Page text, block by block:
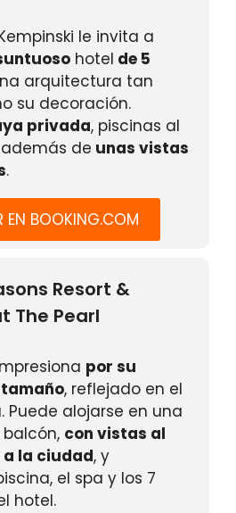
le invita a
hotel de 5
arquitectura tan
su decoración.
privada, piscinas al
de unas vistas
.
EN BOOKING.COM
Resort &
The Pearl
por su
, reflejado en el
Puede alojarse en una
con vistas al
a la ciudad, y
el spa y los 7
hotel.